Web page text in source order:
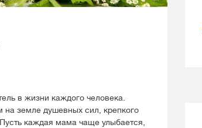
в жизни каждого человека.
земле душевных сил, крепкого
каждая мама чаще улыбается,